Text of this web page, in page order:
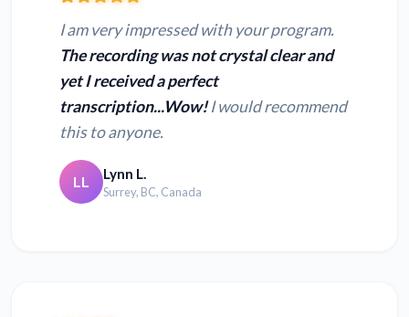
I am very impressed with your program.
The recording was not crystal clear and
yet I received a perfect
transcription...Wow!I would recommend
this to anyone.
LL Lynn L.
Surrey, BC, Canada